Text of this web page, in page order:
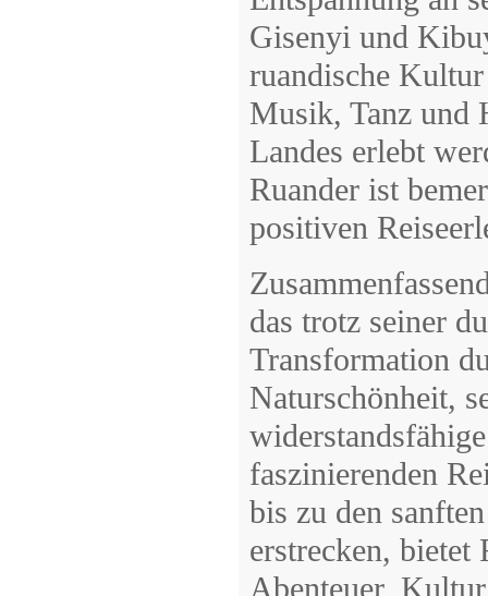
Gisenyi und
ruandische
Musik, Tanz und
Landes erlebt
Ruander ist
positiven
das trotz seiner
Transformation
Naturschönheit,
faszinierenden
bis zu den
erstrecken, bietet
Abenteuer,